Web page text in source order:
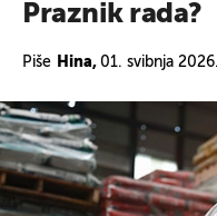
Praznik rada?
Piše Hina, 01. svibnja